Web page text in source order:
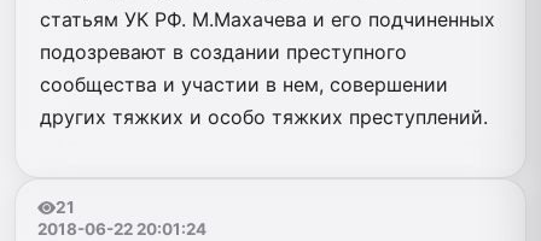
статьям УК РФ. М.Махачева и его подчиненных
подозревают в создании преступного
сообщества и участии в нем, совершении
других тяжких и особо тяжких преступлений.
21
2018-06-22 20:01:24